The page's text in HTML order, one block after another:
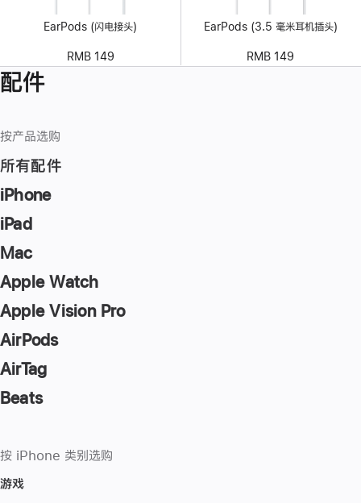
EarPods (闪电接头)
RMB 149
EarPods (3.5 毫米耳机插头)
RMB 149
配件
按产品选购
所有配件
iPhone
iPad
Mac
Apple Watch
Apple Vision Pro
AirPods
AirTag
Beats
按 iPhone 类别选购
游戏